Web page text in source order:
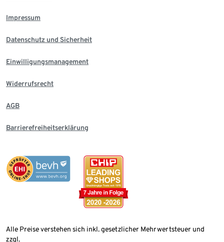
Impressum
Datenschutz und Sicherheit
Einwilligungsmanagement
Widerrufsrecht
AGB
Barrierefreiheitserklärung
Alle Preise verstehen sich inkl. gesetzlicher Mehrwertsteuer und
zzgl.